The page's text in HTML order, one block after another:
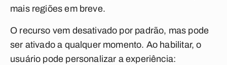
mais regiões em breve.
O recurso vem desativado por padrão, mas pode
ser ativado a qualquer momento. Ao habilitar, o
usuário pode personalizar a experiência: